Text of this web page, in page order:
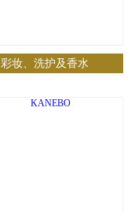
彩妆、洗护及香水